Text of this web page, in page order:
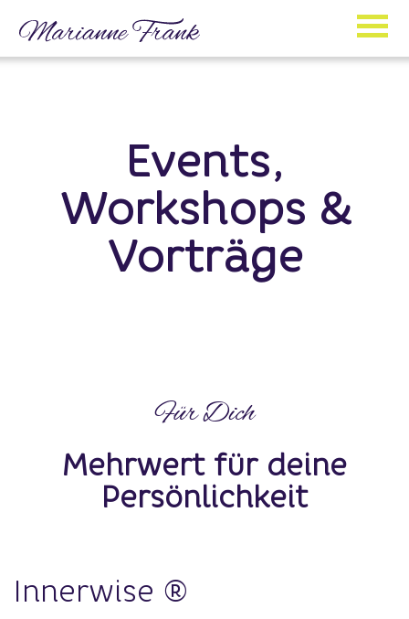
Events,
Workshops &
Vorträge
Für Dich
Mehrwert für deine
Persönlichkeit
Innerwise ®